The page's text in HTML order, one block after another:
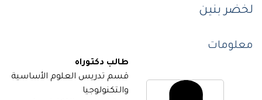
لخضر بنين
معلومات
طالب دكتوراه
قسم تدريس العلوم الأساسية
والتكنولوجيا